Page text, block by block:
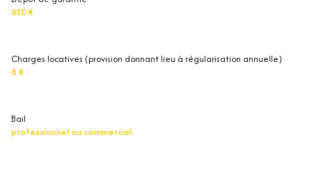
620 €
Charges locatives (provision donnant lieu à régularisation annuelle)
8 €
Bail
professionnel ou commercial